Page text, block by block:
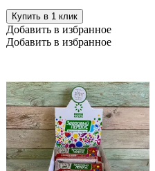
Купить в 1 клик
Добавить в избранное
Добавить в избранное